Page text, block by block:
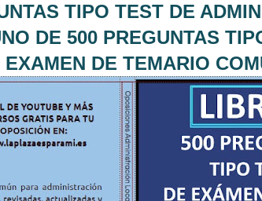
TIPO TEST DE
DE 500 PREGUNTAS
DE TEMARIO